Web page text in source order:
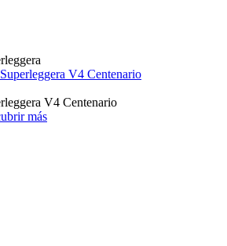
Superleggera V4 Centenario
V4 Centenario
más